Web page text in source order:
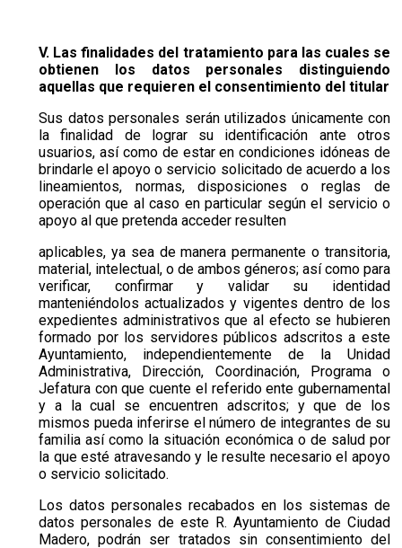
V. Las finalidades del tratamiento para las cuales se
obtienen los datos personales distinguiendo
aquellas que requieren el consentimiento del titular
Sus datos personales serán utilizados únicamente con
la finalidad de lograr su identificación ante otros
usuarios, así como de estar en condiciones idóneas de
brindarle el apoyo o servicio solicitado de acuerdo a los
lineamientos, normas, disposiciones o reglas de
operación que al caso en particular según el servicio o
apoyo al que pretenda acceder resulten
aplicables, ya sea de manera permanente o transitoria,
material, intelectual, o de ambos géneros; así como para
verificar, confirmar y validar su identidad
manteniéndolos actualizados y vigentes dentro de los
expedientes administrativos que al efecto se hubieren
formado por los servidores públicos adscritos a este
Ayuntamiento, independientemente de la Unidad
Administrativa, Dirección, Coordinación, Programa o
Jefatura con que cuente el referido ente gubernamental
y a la cual se encuentren adscritos; y que de los
mismos pueda inferirse el número de integrantes de su
familia así como la situación económica o de salud por
la que esté atravesando y le resulte necesario el apoyo
o servicio solicitado.
Los datos personales recabados en los sistemas de
datos personales de este R. Ayuntamiento de Ciudad
Madero, podrán ser tratados sin consentimiento del